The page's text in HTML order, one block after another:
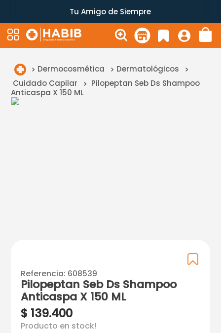
Tu Amigo de Siempre
Dermocosmética
Dermatológicos
Cuidado Capilar
Pilopeptan Seb Ds Shampoo
Anticaspa X 150 ML
Referencia: 608539
Pilopeptan Seb Ds Shampoo
Anticaspa X 150 ML
$ 139.400
Producto en stock!